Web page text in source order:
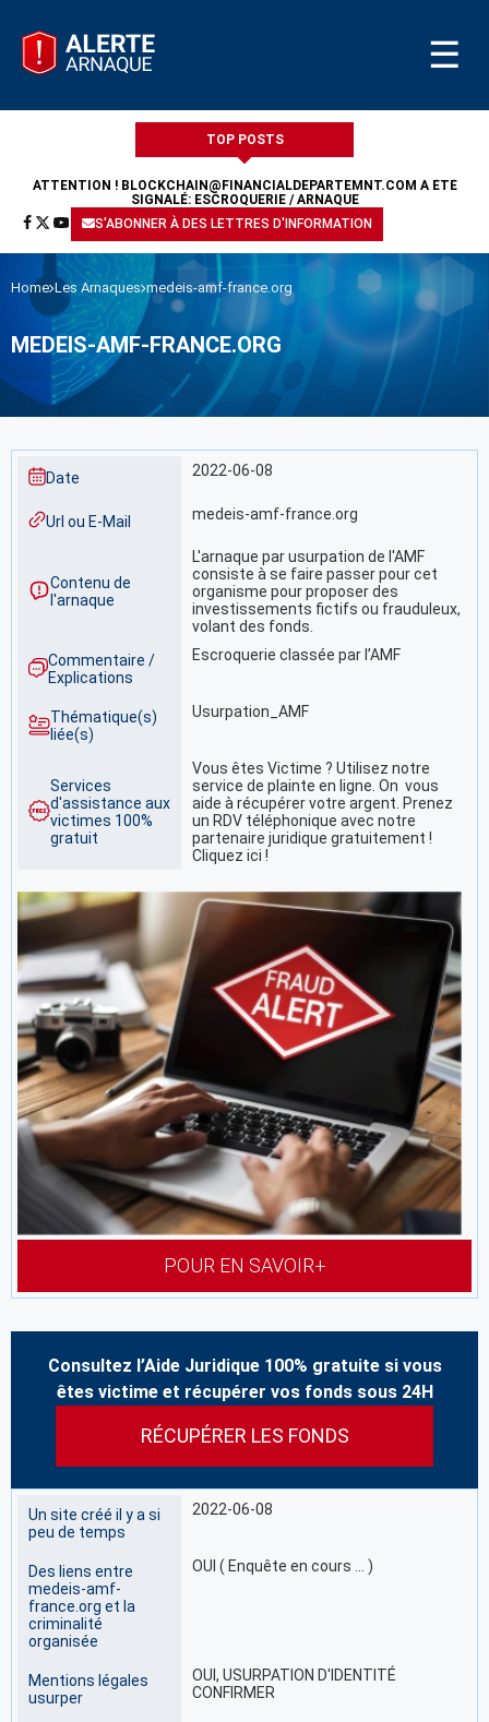
☰
TOP POSTS
ATTENTION ! BLOCKCHAIN@FINANCIALDEPARTEMNT.COM A ÉTÉ
SIGNALÉ: ESCROQUERIE / ARNAQUE
S'ABONNER À DES LETTRES D'INFORMATION
Home Les Arnaques medeis-amf-france.org
MEDEIS-AMF-FRANCE.ORG
Date 2022-06-08
Url ou E-Mail medeis-amf-france.org
Contenu de
l'arnaque
L'arnaque par usurpation de l'AMF
consiste à se faire passer pour cet
organisme pour proposer des
investissements fictifs ou frauduleux,
volant des fonds.
Commentaire /
Explications
Escroquerie classée par l’AMF
Thématique(s)
liée(s)
Usurpation_AMF
Services
d'assistance aux
victimes 100%
gratuit
Vous êtes Victime ? Utilisez notre
service de plainte en ligne. On vous
aide à récupérer votre argent. Prenez
un RDV téléphonique avec notre
partenaire juridique gratuitement !
Cliquez ici !
POUR EN SAVOIR+
Consultez l’Aide Juridique 100% gratuite si vous
êtes victime et récupérer vos fonds sous 24H
RÉCUPÉRER LES FONDS
Un site créé il y a si
peu de temps
2022-06-08
Des liens entre
medeis-amf-
france.org et la
criminalité
organisée
OUI ( Enquête en cours … )
Mentions légales
usurper
OUI, USURPATION D'IDENTITÉ
CONFIRMER